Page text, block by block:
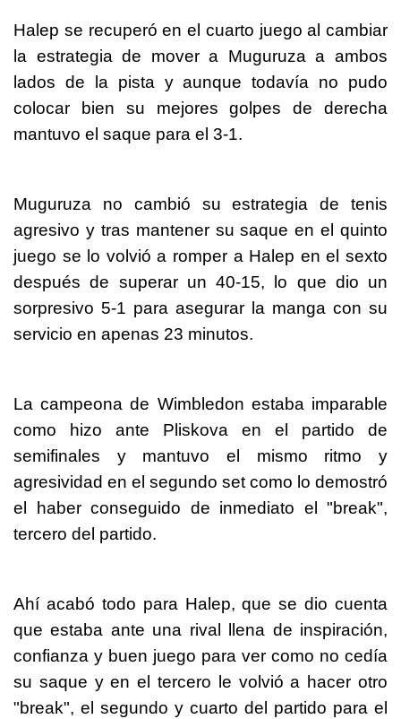
Halep se recuperó en el cuarto juego al cambiar
la estrategia de mover a Muguruza a ambos
lados de la pista y aunque todavía no pudo
colocar bien su mejores golpes de derecha
mantuvo el saque para el 3-1.
Muguruza no cambió su estrategia de tenis
agresivo y tras mantener su saque en el quinto
juego se lo volvió a romper a Halep en el sexto
después de superar un 40-15, lo que dio un
sorpresivo 5-1 para asegurar la manga con su
servicio en apenas 23 minutos.
La campeona de Wimbledon estaba imparable
como hizo ante Pliskova en el partido de
semifinales y mantuvo el mismo ritmo y
agresividad en el segundo set como lo demostró
el haber conseguido de inmediato el "break",
tercero del partido.
Ahí acabó todo para Halep, que se dio cuenta
que estaba ante una rival llena de inspiración,
confianza y buen juego para ver como no cedía
su saque y en el tercero le volvió a hacer otro
"break", el segundo y cuarto del partido para el